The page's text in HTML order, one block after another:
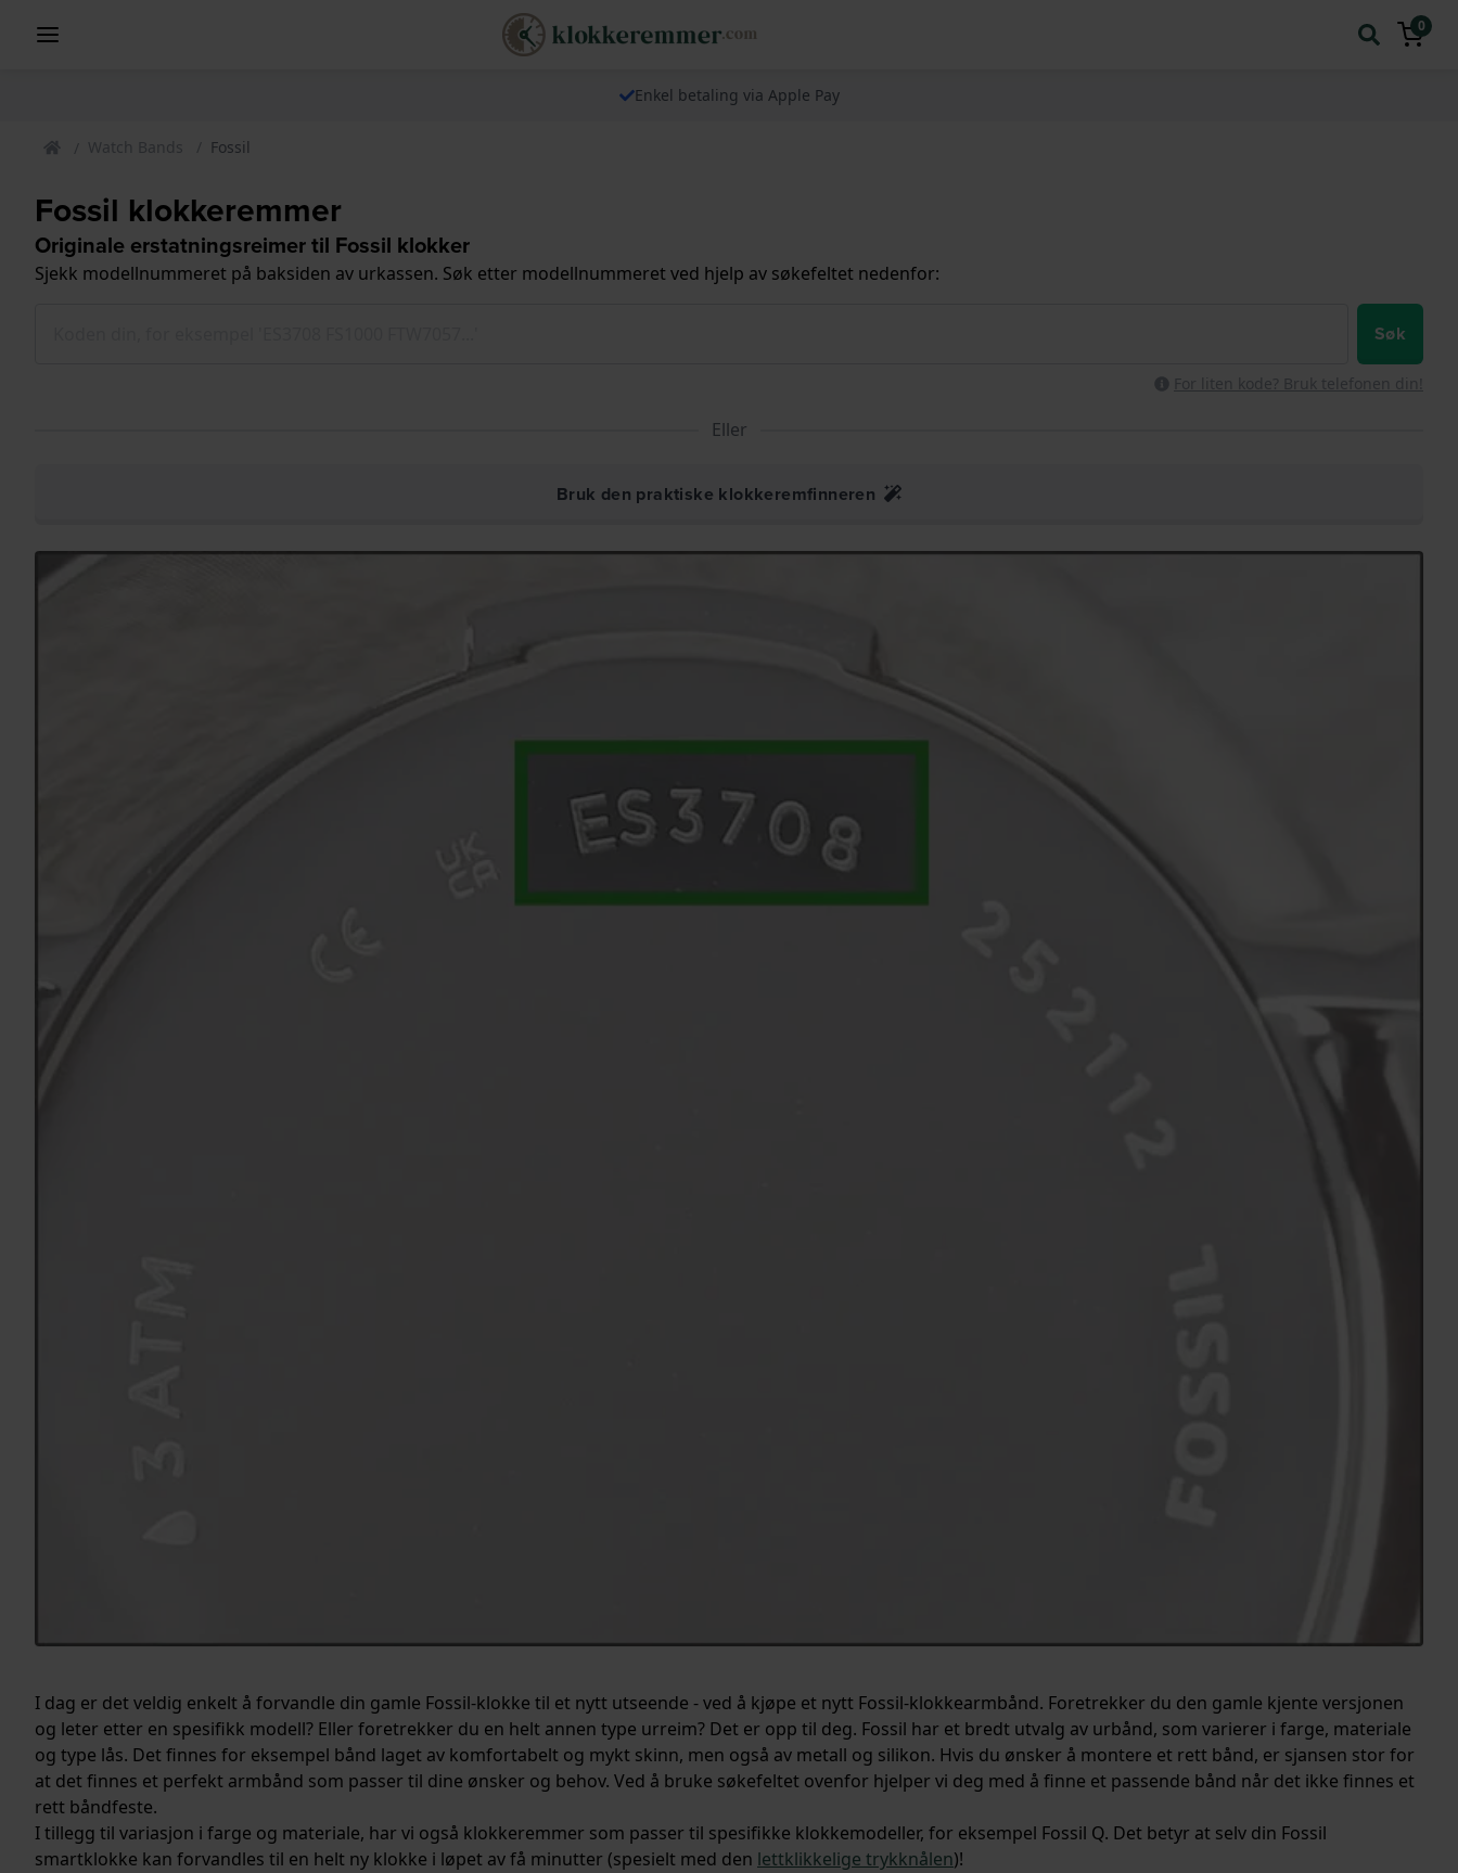
0
Enkel betaling via Apple Pay
Watch Bands Fossil
Fossil klokkeremmer
Originale erstatningsreimer til Fossil klokker
Sjekk modellnummeret på baksiden av urkassen. Søk etter modellnummeret ved hjelp av søkefeltet nedenfor:
Søk
For liten kode? Bruk telefonen din!
Eller
Bruk den praktiske klokkeremfinneren
I dag er det veldig enkelt å forvandle din gamle Fossil-klokke til et nytt utseende - ved å kjøpe et nytt Fossil-klokkearmbånd. Foretrekker du den gamle kjente versjonen
og leter etter en spesifikk modell? Eller foretrekker du en helt annen type urreim? Det er opp til deg. Fossil har et bredt utvalg av urbånd, som varierer i farge, materiale
og type lås. Det finnes for eksempel bånd laget av komfortabelt og mykt skinn, men også av metall og silikon. Hvis du ønsker å montere et rett bånd, er sjansen stor for
at det finnes et perfekt armbånd som passer til dine ønsker og behov. Ved å bruke søkefeltet ovenfor hjelper vi deg med å finne et passende bånd når det ikke finnes et
rett båndfeste.
I tillegg til variasjon i farge og materiale, har vi også klokkeremmer som passer til spesifikke klokkemodeller, for eksempel Fossil Q. Det betyr at selv din Fossil
smartklokke kan forvandles til en helt ny klokke i løpet av få minutter (spesielt med den lettklikkelige trykknålen)!